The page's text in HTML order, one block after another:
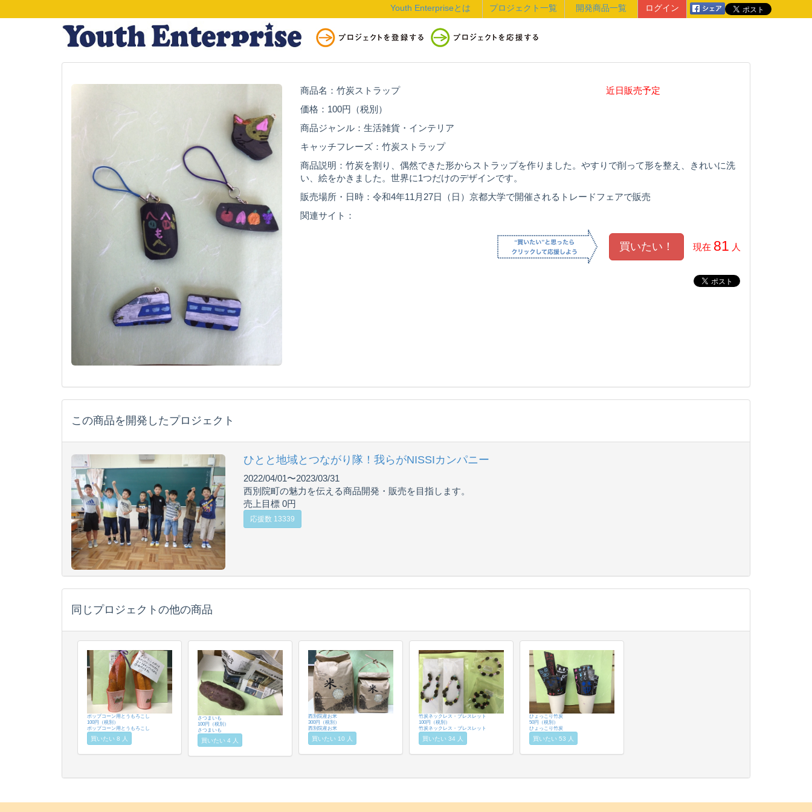
ログイン
開発商品一覧
プロジェクト一覧
Youth Enterpriseとは
商品名：竹炭ストラップ
近日販売予定
価格：100円（税別）
商品ジャンル：生活雑貨・インテリア
キャッチフレーズ：竹炭ストラップ
商品説明：竹炭を割り、偶然できた形からストラップを作りました。やすりで削って形を整え、きれいに洗
い、絵をかきました。世界に1つだけのデザインです。
販売場所・日時：令和4年11月27日（日）京都大学で開催されるトレードフェアで販売
関連サイト：
現在 81 人
この商品を開発したプロジェクト
ひとと地域とつながり隊！我らがNISSIカンパニー
2022/04/01〜2023/03/31
西別院町の魅力を伝える商品開発・販売を目指します。
売上目標 0円
応援数 13339
同じプロジェクトの他の商品
ポップコーン用とうもろこし
100円（税別）
ポップコーン用とうもろこし
買いたい 8 人
さつまいも
100円（税別）
さつまいも
買いたい 4 人
西別院産お米
300円（税別）
西別院産お米
買いたい 10 人
竹炭ネックレス・ブレスレット
100円（税別）
竹炭ネックレス・ブレスレット
買いたい 34 人
ひょっこり竹炭
50円（税別）
ひょっこり竹炭
買いたい 53 人